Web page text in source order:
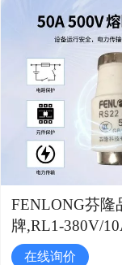
FENLONG芬隆
牌,RL1-380V/
断器
在线询价